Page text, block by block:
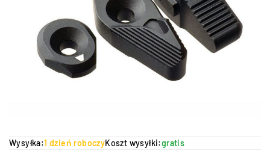
Wysyłka:1 dzień roboczyKoszt wysyłki:gratis